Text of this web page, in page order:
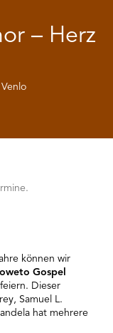
– Herz
können wir
Gospel
Dieser
Samuel L.
hat mehrere